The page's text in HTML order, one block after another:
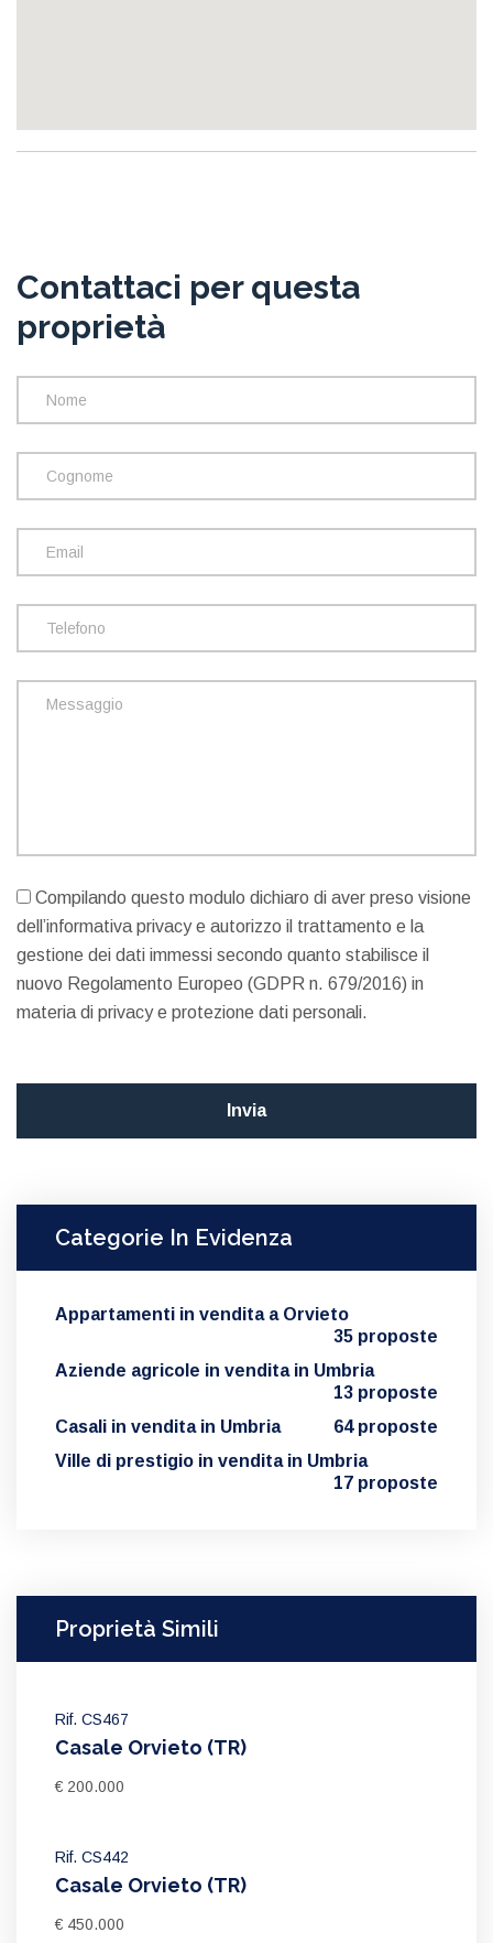
Contattaci per questa
proprietà
Compilando questo modulo dichiaro di aver preso visione
dell’informativa privacy e autorizzo il trattamento e la
gestione dei dati immessi secondo quanto stabilisce il
nuovo Regolamento Europeo (GDPR n. 679/2016) in
materia di privacy e protezione dati personali.
Categorie In Evidenza
Appartamenti in vendita a Orvieto
35 proposte
Aziende agricole in vendita in Umbria
13 proposte
Casali in vendita in Umbria
64 proposte
Ville di prestigio in vendita in Umbria
17 proposte
Proprietà Simili
Rif. CS467
Casale Orvieto (TR)
€ 200.000
Rif. CS442
Casale Orvieto (TR)
€ 450.000